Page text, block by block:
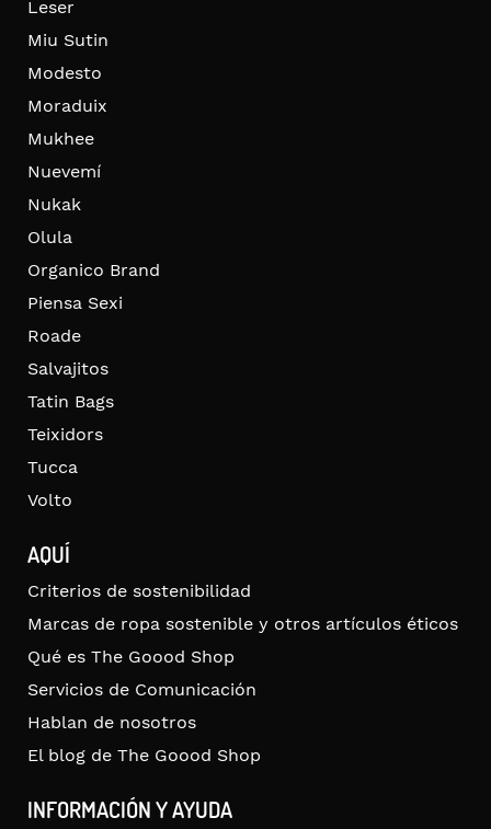
Leser
Miu Sutin
Modesto
Moraduix
Mukhee
Nuevemí
Nukak
Olula
Organico Brand
Piensa Sexi
Roade
Salvajitos
Tatin Bags
Teixidors
Tucca
Volto
AQUÍ
Criterios de sostenibilidad
Marcas de ropa sostenible y otros artículos éticos
Qué es The Goood Shop
Servicios de Comunicación
Hablan de nosotros
El blog de The Goood Shop
INFORMACIÓN Y AYUDA